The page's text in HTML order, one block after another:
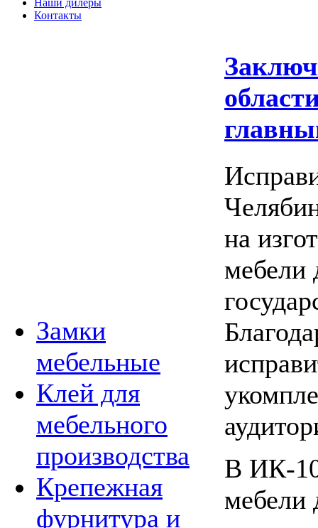
Наши дилеры
Контакты
Замки
мебельные
Клей для
мебельного
производства
Крепежная
фурнитура и
на
мебели
В ИК-10
мебели